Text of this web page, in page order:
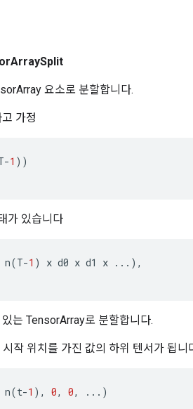
요소로 분할합니다.
가정
-1 ))
가 있습니다
n(T-1 ) x d0 x d1 x ...),
는 TensorArray로 분할합니다.
작 위치를 가진 값의 하위 텐서가 됩니
n(t-1 ), 0, 0, ...)